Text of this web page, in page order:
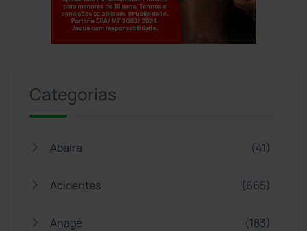
Categorias
Abaíra (41)
Acidentes (665)
Anagé (183)